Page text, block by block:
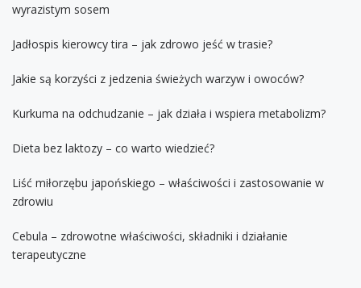
wyrazistym sosem
Jadłospis kierowcy tira – jak zdrowo jeść w trasie?
Jakie są korzyści z jedzenia świeżych warzyw i owoców?
Kurkuma na odchudzanie – jak działa i wspiera metabolizm?
Dieta bez laktozy – co warto wiedzieć?
Liść miłorzębu japońskiego – właściwości i zastosowanie w
zdrowiu
Cebula – zdrowotne właściwości, składniki i działanie
terapeutyczne